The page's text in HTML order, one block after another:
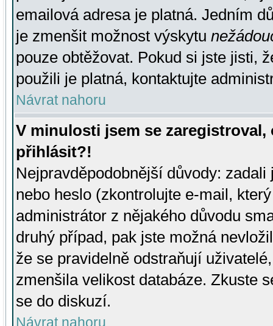
emailová adresa je platná. Jedním
je zmenšit možnost výskytu
pouze obtěžovat. Pokud si jste jisti,
použili je platná, kontaktujte
Návrat nahoru
V minulosti jsem se
přihlásit?!
Nejpravděpodobnější důvody:
nebo heslo (zkontrolujte e-mail,
administrátor z nějakého důvodu
druhý případ, pak jste možná
že se pravidelně odstraňují
zmenšila velikost databáze. Zkuste
se do diskuzí.
Návrat nahoru